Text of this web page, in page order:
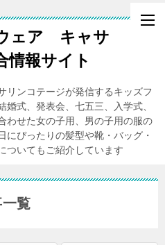
ェア キャサ
情報サイト
リンコテージが発信するキッズフ
婚式、発表会、七五三、入学式、
わせた女の子用、男の子用の服の
にぴったりの髪型や靴・バッグ・
ついてもご紹介しています
一覧